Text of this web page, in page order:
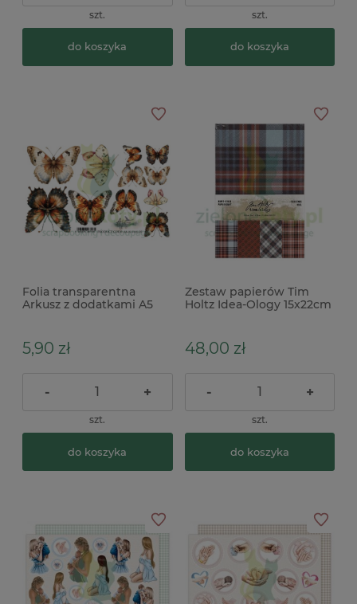
szt.
do koszyka
szt.
do koszyka
Folia transparentna
Arkusz z dodatkami A5
5,90 zł
- +
szt.
do koszyka
Zestaw papierów Tim
Holtz Idea-Ology 15x22cm
2024
48,00 zł
- +
szt.
do koszyka